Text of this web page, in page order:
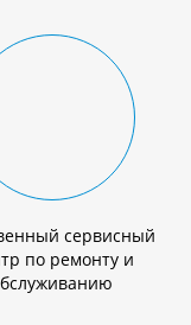
сервисный
по ремонту и